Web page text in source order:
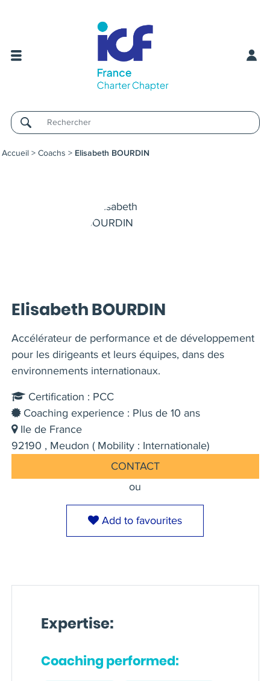
Username
Accueil > Coachs > Elisabeth BOURDIN
Elisabeth BOURDIN
Accélérateur de performance et de développement
pour les dirigeants et leurs équipes, dans des
environnements internationaux.
Certification : PCC
Coaching experience : Plus de 10 ans
Ile de France
92190 , Meudon ( Mobility : Internationale)
CONTACT
ou
Add to favourites
Expertise:
Coaching performed: